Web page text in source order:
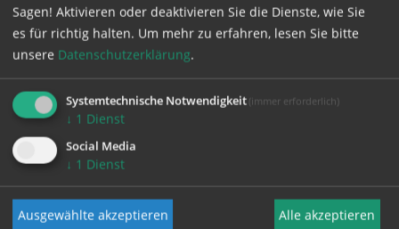
Bitte melden Sie sich mit Ihrem Benutzernamen
und Passwort an.
Benutzername
Passwort
Sagen! Aktivieren oder deaktivieren Sie die Dienste, wie Sie
es für richtig halten. Um mehr zu erfahren, lesen Sie bitte
unsere Datenschutzerklärung.
Systemtechnische Notwendigkeit (immer erforderlich)
↓ 1 Dienst
Social Media
↓ 1 Dienst
Ausgewählte akzeptieren Alle akzeptieren